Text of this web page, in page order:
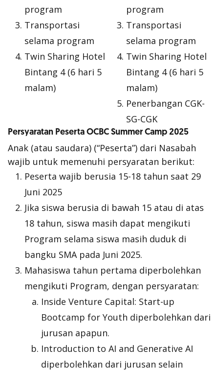
program
Transportasi
selama program
Twin Sharing Hotel
Bintang 4 (6 hari 5
malam)
program
Transportasi
selama program
Twin Sharing Hotel
Bintang 4 (6 hari 5
malam)
Penerbangan CGK-
SG-CGK
Persyaratan Peserta OCBC Summer Camp 2025
Anak (atau saudara) (“Peserta”) dari Nasabah
wajib untuk memenuhi persyaratan berikut:
Peserta wajib berusia 15-18 tahun saat 29
Juni 2025
Jika siswa berusia di bawah 15 atau di atas
18 tahun, siswa masih dapat mengikuti
Program selama siswa masih duduk di
bangku SMA pada Juni 2025.
Mahasiswa tahun pertama diperbolehkan
mengikuti Program, dengan persyaratan:
Inside Venture Capital: Start-up
Bootcamp for Youth diperbolehkan dari
jurusan apapun.
Introduction to AI and Generative AI
diperbolehkan dari jurusan selain